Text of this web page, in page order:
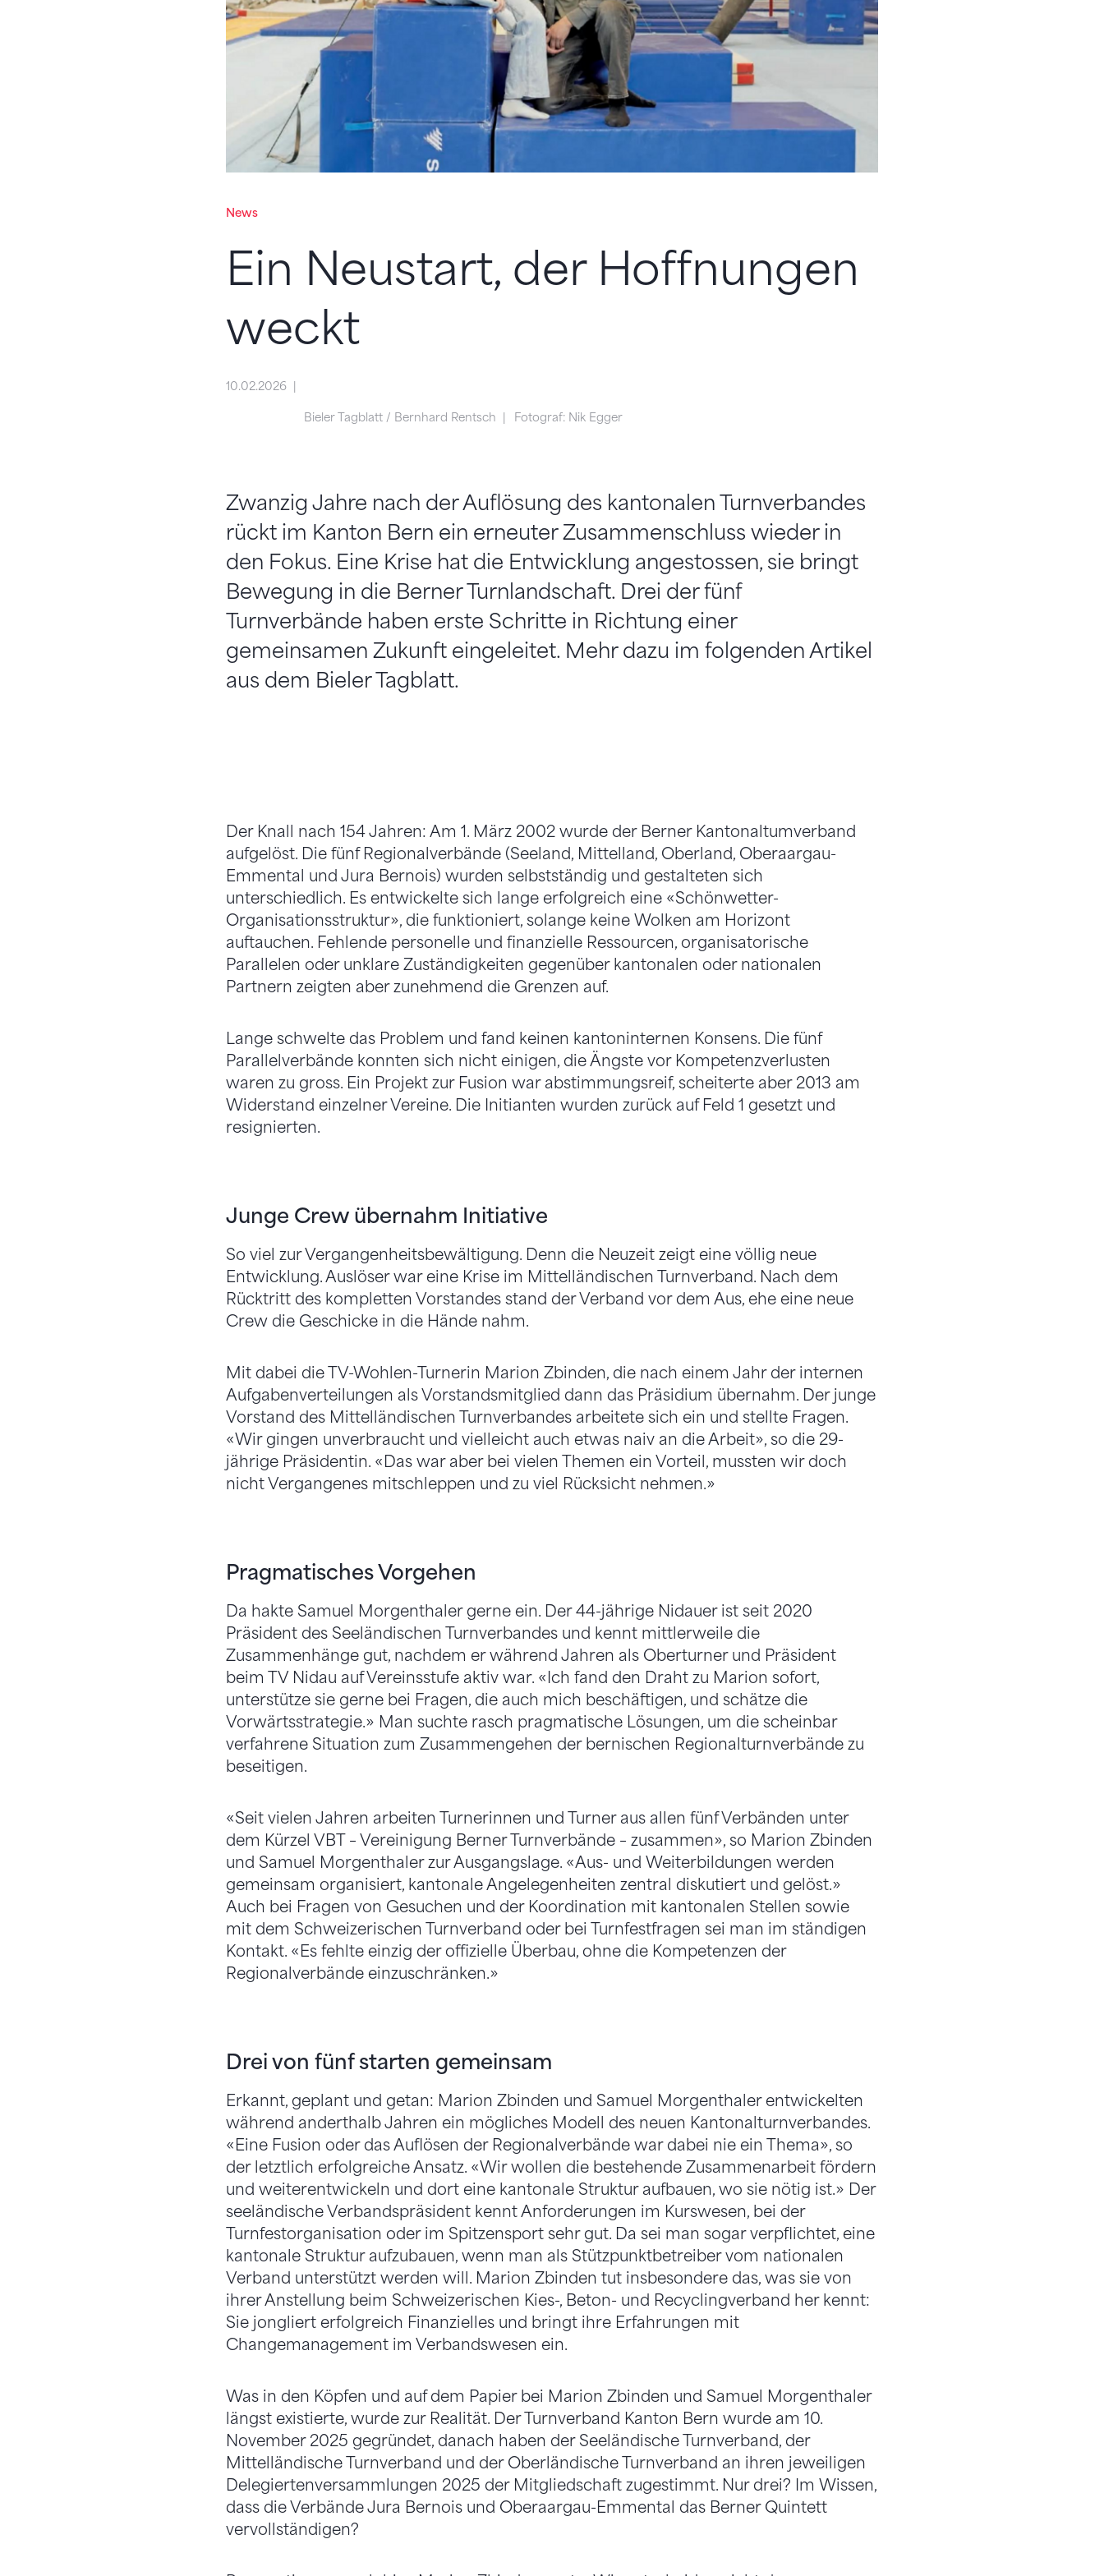
News
Ein Neustart, der Hoffnungen
weckt
10.02.2026
Bieler Tagblatt / Bernhard Rentsch Fotograf: Nik Egger
Zwanzig Jahre nach der Auflösung des kantonalen Turnverbandes
rückt im Kanton Bern ein erneuter Zusammenschluss wieder in
den Fokus. Eine Krise hat die Entwicklung angestossen, sie bringt
Bewegung in die Berner Turnlandschaft. Drei der fünf
Turnverbände haben erste Schritte in Richtung einer
gemeinsamen Zukunft eingeleitet. Mehr dazu im folgenden Artikel
aus dem Bieler Tagblatt.
Der Knall nach 154 Jahren: Am 1. März 2002 wurde der Berner Kantonaltumverband
aufgelöst. Die fünf Regionalverbände (Seeland, Mittelland, Oberland, Oberaargau-
Emmental und Jura Bernois) wurden selbstständig und gestalteten sich
unterschiedlich. Es entwickelte sich lange erfolgreich eine «Schönwetter-
Organisationsstruktur», die funktioniert, solange keine Wolken am Horizont
auftauchen. Fehlende personelle und finanzielle Ressourcen, organisatorische
Parallelen oder unklare Zuständigkeiten gegenüber kantonalen oder nationalen
Partnern zeigten aber zunehmend die Grenzen auf.
Lange schwelte das Problem und fand keinen kantoninternen Konsens. Die fünf
Parallelverbände konnten sich nicht einigen, die Ängste vor Kompetenzverlusten
waren zu gross. Ein Projekt zur Fusion war abstimmungsreif, scheiterte aber 2013 am
Widerstand einzelner Vereine. Die Initianten wurden zurück auf Feld 1 gesetzt und
resignierten.
Junge Crew übernahm Initiative
So viel zur Vergangenheitsbewältigung. Denn die Neuzeit zeigt eine völlig neue
Entwicklung. Auslöser war eine Krise im Mittelländischen Turnverband. Nach dem
Rücktritt des kompletten Vorstandes stand der Verband vor dem Aus, ehe eine neue
Crew die Geschicke in die Hände nahm.
Mit dabei die TV-Wohlen-Turnerin Marion Zbinden, die nach einem Jahr der internen
Aufgabenverteilungen als Vorstandsmitglied dann das Präsidium übernahm. Der junge
Vorstand des Mittelländischen Turnverbandes arbeitete sich ein und stellte Fragen.
«Wir gingen unverbraucht und vielleicht auch etwas naiv an die Arbeit», so die 29-
jährige Präsidentin. «Das war aber bei vielen Themen ein Vorteil, mussten wir doch
nicht Vergangenes mitschleppen und zu viel Rücksicht nehmen.»
Pragmatisches Vorgehen
Da hakte Samuel Morgenthaler gerne ein. Der 44-jährige Nidauer ist seit 2020
Präsident des Seeländischen Turnverbandes und kennt mittlerweile die
Zusammenhänge gut, nachdem er während Jahren als Oberturner und Präsident
beim TV Nidau auf Vereinsstufe aktiv war. «Ich fand den Draht zu Marion sofort,
unterstütze sie gerne bei Fragen, die auch mich beschäftigen, und schätze die
Vorwärtsstrategie.» Man suchte rasch pragmatische Lösungen, um die scheinbar
verfahrene Situation zum Zusammengehen der bernischen Regionalturnverbände zu
beseitigen.
«Seit vielen Jahren arbeiten Turnerinnen und Turner aus allen fünf Verbänden unter
dem Kürzel VBT – Vereinigung Berner Turnverbände – zusammen», so Marion Zbinden
und Samuel Morgenthaler zur Ausgangslage. «Aus- und Weiterbildungen werden
gemeinsam organisiert, kantonale Angelegenheiten zentral diskutiert und gelöst.»
Auch bei Fragen von Gesuchen und der Koordination mit kantonalen Stellen sowie
mit dem Schweizerischen Turnverband oder bei Turnfestfragen sei man im ständigen
Kontakt. «Es fehlte einzig der offizielle Überbau, ohne die Kompetenzen der
Regionalverbände einzuschränken.»
Drei von fünf starten gemeinsam
Erkannt, geplant und getan: Marion Zbinden und Samuel Morgenthaler entwickelten
während anderthalb Jahren ein mögliches Modell des neuen Kantonalturnverbandes.
«Eine Fusion oder das Auflösen der Regionalverbände war dabei nie ein Thema», so
der letztlich erfolgreiche Ansatz. «Wir wollen die bestehende Zusammenarbeit fördern
und weiterentwickeln und dort eine kantonale Struktur aufbauen, wo sie nötig ist.» Der
seeländische Verbandspräsident kennt Anforderungen im Kurswesen, bei der
Turnfestorganisation oder im Spitzensport sehr gut. Da sei man sogar verpflichtet, eine
kantonale Struktur aufzubauen, wenn man als Stützpunktbetreiber vom nationalen
Verband unterstützt werden will. Marion Zbinden tut insbesondere das, was sie von
ihrer Anstellung beim Schweizerischen Kies-, Beton- und Recyclingverband her kennt:
Sie jongliert erfolgreich Finanzielles und bringt ihre Erfahrungen mit
Changemanagement im Verbandswesen ein.
Was in den Köpfen und auf dem Papier bei Marion Zbinden und Samuel Morgenthaler
längst existierte, wurde zur Realität. Der Turnverband Kanton Bern wurde am 10.
November 2025 gegründet, danach haben der Seeländische Turnverband, der
Mittelländische Turnverband und der Oberländische Turnverband an ihren jeweiligen
Delegiertenversammlungen 2025 der Mitgliedschaft zugestimmt. Nur drei? Im Wissen,
dass die Verbände Jura Bernois und Oberaargau-Emmental das Berner Quintett
vervollständigen?